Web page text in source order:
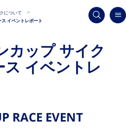
について
イベントレポート
カップ サイク
イベントレ
RACE EVENT